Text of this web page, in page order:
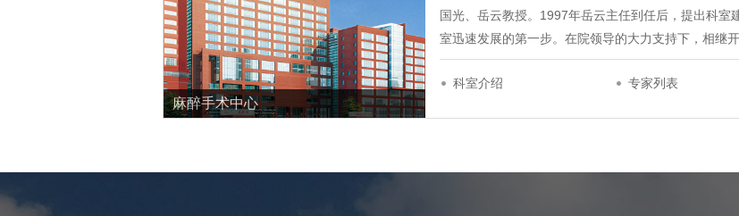
麻醉手术中心
国光、岳云教授。1997年岳云主任到任后，提出科
室迅速发展的第一步。在院领导的大力支持下，相继
科室介绍 专家列表